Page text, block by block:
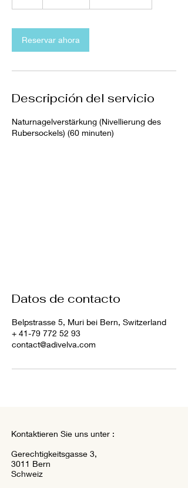
Reservar ahora
Descripción del servicio
Naturnagelverstärkung (Nivellierung des
Rubersockels) (60 minuten)
Datos de contacto
Belpstrasse 5, Muri bei Bern, Switzerland
+ 41-79 772 52 93
contact@adivelva.com
Kontaktieren Sie uns unter :
Gerechtigkeitsgasse 3,
3011 Bern
Schweiz